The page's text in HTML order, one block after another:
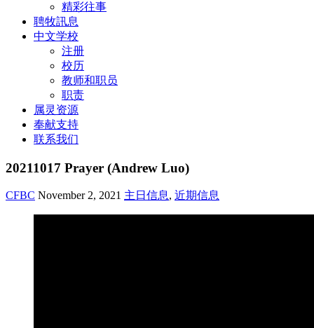
精彩往事
聘牧訊息
中文学校
注册
校历
教师和职员
职责
属灵资源
奉献支持
联系我们
20211017 Prayer (Andrew Luo)
CFBC November 2, 2021 主日信息, 近期信息